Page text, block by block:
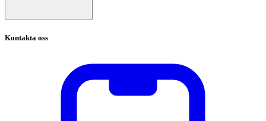
Kontakta oss